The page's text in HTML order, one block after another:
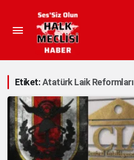
Etiket:Atatürk Laik Reformları